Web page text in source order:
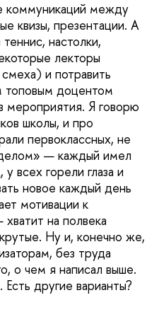
коммуникаций между
квизы, презентации. А
настолки,
лекторы
смеха) и потравить
топовым доцентом
Я говорю
школы, и про
первоклассных, не
— каждый имел
всех горели глаза и
новое каждый день
мотивации к
на полвека
Ну и, конечно же,
без труда
о чем я написал выше.
другие варианты?